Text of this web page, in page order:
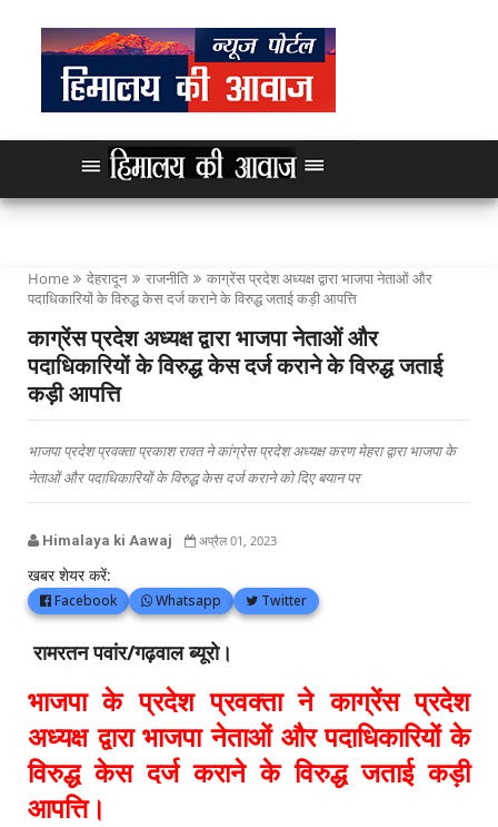
Home देहरादून राजनीति
काग्रेंस प्रदेश अध्यक्ष द्वारा भाजपा नेताओं और
पदाधिकारियों के विरुद्ध केस दर्ज कराने के विरुद्ध जताई कड़ी आपत्ति
काग्रेंस प्रदेश अध्यक्ष द्वारा भाजपा नेताओं और
पदाधिकारियों के विरुद्ध केस दर्ज कराने के विरुद्ध जताई
कड़ी आपत्ति
भाजपा प्रदेश प्रवक्ता प्रकाश रावत ने कांग्रेस प्रदेश अध्यक्ष करण मेहरा द्वारा भाजपा के
नेताओं और पदाधिकारियों के विरुद्ध केस दर्ज कराने को दिए बयान पर
Himalaya ki Aawaj अप्रैल 01, 2023
खबर शेयर करें:
Facebook Whatsapp Twitter
रामरतन पवांर/गढ़वाल ब्यूरो।
भाजपा के प्रदेश प्रवक्ता ने काग्रेंस प्रदेश
अध्यक्ष द्वारा भाजपा नेताओं और पदाधिकारियों के
विरुद्ध केस दर्ज कराने के विरुद्ध जताई कड़ी
आपत्ति।